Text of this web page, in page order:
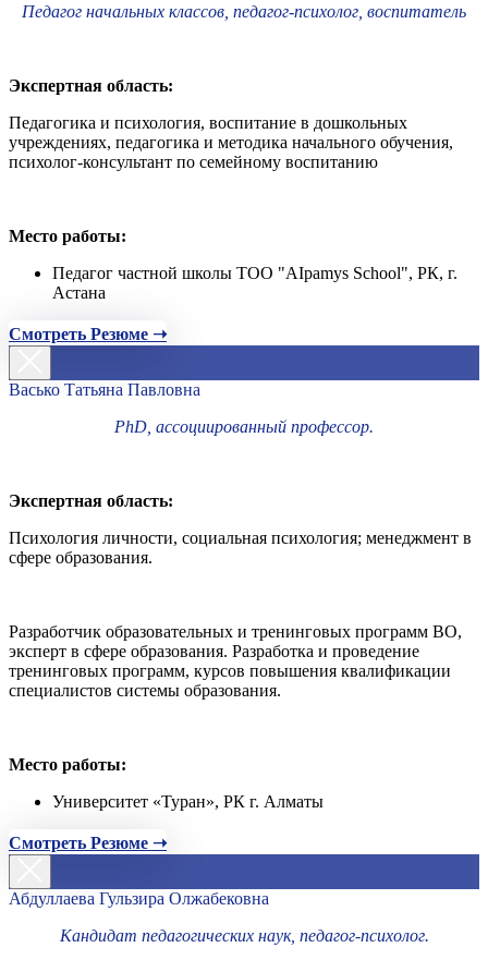
Педагог начальных классов, педагог-психолог, воспитатель
Экспертная область:
Педагогика и психология, воспитание в дошкольных
учреждениях, педагогика и методика начального обучения,
психолог-консультант по семейному воспитанию
Место работы:
Педагог частной школы ТОО "AIpamys School", РК, г.
Астана
Смотреть Резюме ➝
Васько Татьяна Павловна
PhD, ассоциированный профессор.
Экспертная область:
Психология личности, социальная психология; менеджмент в
сфере образования.
Разработчик образовательных и тренинговых программ ВО,
эксперт в сфере образования. Разработка и проведение
тренинговых программ, курсов повышения квалификации
специалистов системы образования.
Место работы:
Университет «Туран», РК г. Алматы
Смотреть Резюме ➝
Абдуллаева Гульзира Олжабековна
Кандидат педагогических наук, педагог-психолог.